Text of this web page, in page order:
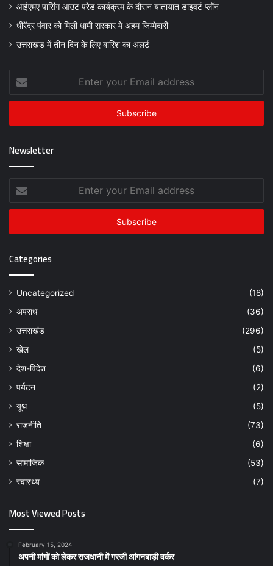
आईएमए पासिंग आउट परेड कार्यक्रम के दौरान यातायात डाइवर्ट प्लॉन
धीरेंद्र पंवार को मिली धामी सरकार मे अहम जिम्मेदारी
उत्तराखंड में तीन दिन के लिए बारिश का अलर्ट
your
Email
Newsletter
your
Email
Categories
Uncategorized
(18)
अपराध
(36)
उत्तराखंड
(296)
खेल
(5)
देश-विदेश
(6)
पर्यटन
(2)
यूथ
(5)
राजनीति
(73)
शिक्षा
(6)
सामाजिक
(53)
स्वास्थ्य
(7)
Most Viewed Posts
February 15, 2024
अपनी मांगों को लेकर राजधानी में गरजी आंगनबाड़ी वर्कर